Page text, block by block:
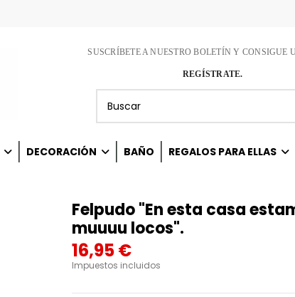
SUSCRÍBETE A NUESTRO BOLETÍN Y CONSIGUE
REGÍSTRATE.
DECORACIÓN BAÑO REGALOS PARA ELLAS
Felpudo "En esta casa
muuuu locos".
16,95 €
Impuestos incluidos